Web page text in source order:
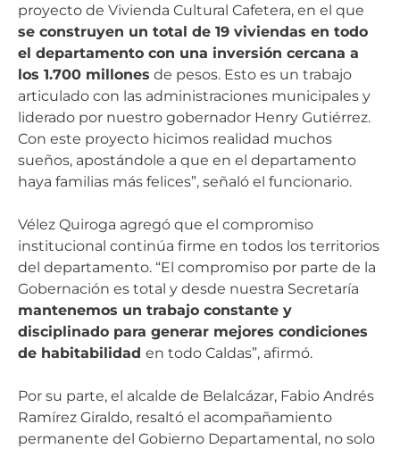
proyecto de Vivienda Cultural Cafetera, en el que
se construyen un total de 19 viviendas en todo
el departamento con una inversión cercana a
los 1.700 millones de pesos. Esto es un trabajo
articulado con las administraciones municipales y
liderado por nuestro gobernador Henry Gutiérrez.
Con este proyecto hicimos realidad muchos
sueños, apostándole a que en el departamento
haya familias más felices”, señaló el funcionario.
Vélez Quiroga agregó que el compromiso
institucional continúa firme en todos los territorios
del departamento. “El compromiso por parte de la
Gobernación es total y desde nuestra Secretaría
mantenemos un trabajo constante y
disciplinado para generar mejores condiciones
de habitabilidad en todo Caldas”, afirmó.
Por su parte, el alcalde de Belalcázar, Fabio Andrés
Ramírez Giraldo, resaltó el acompañamiento
permanente del Gobierno Departamental, no solo